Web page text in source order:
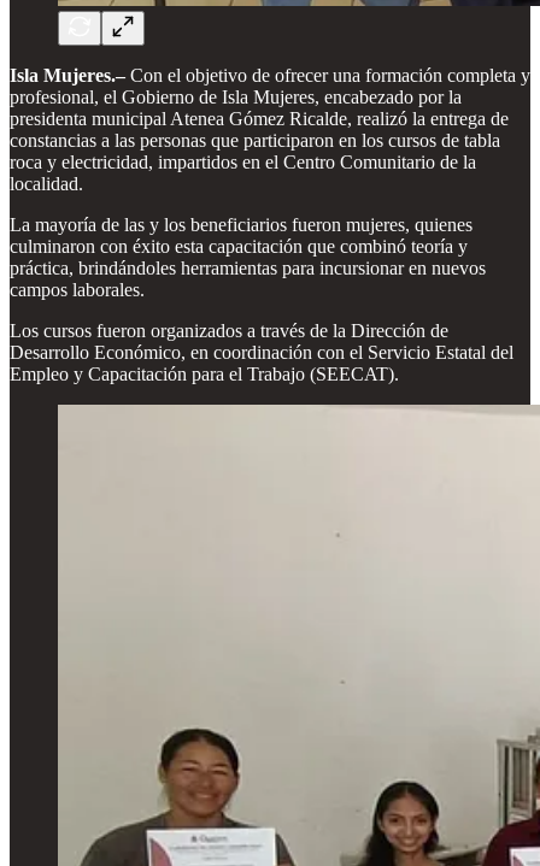
Isla Mujeres.–Con el objetivo de ofrecer una formación completa y
profesional, el Gobierno de Isla Mujeres, encabezado por la
presidenta municipal Atenea Gómez Ricalde, realizó la entrega de
constancias a las personas que participaron en los cursos de tabla
roca y electricidad, impartidos en el Centro Comunitario de la
localidad.
La mayoría de las y los beneficiarios fueron mujeres, quienes
culminaron con éxito esta capacitación que combinó teoría y
práctica, brindándoles herramientas para incursionar en nuevos
campos laborales.
Los cursos fueron organizados a través de la Dirección de
Desarrollo Económico, en coordinación con el Servicio Estatal del
Empleo y Capacitación para el Trabajo (SEECAT).